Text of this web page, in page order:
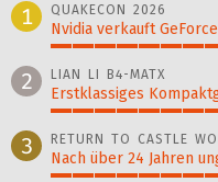
1
QUAKECON 2026
Nvidia verkauft
2 LIAN LI B4-MATX
Erstklassiges
3 RETURN TO CASTLE
Nach über 24 Jahren